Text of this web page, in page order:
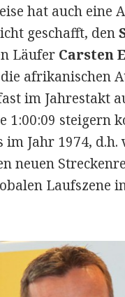
hat auch eine
geschafft, den
Läufer Carsten
afrikanischen
im Jahrestakt
1:00:09 steigern
Jahr 1974,
neuen
Laufszene